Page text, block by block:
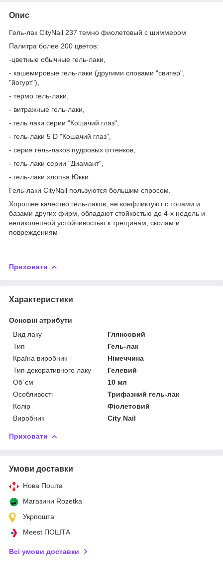
Опис
Гель-лак CityNail 237 темно фиолетовый с шиммером
Палитра более 200 цветов:
-цветные обычные гель-лаки,
- кашемировые гель-лаки (другими словами "свитер",
"йогурт"),
- термо гель-лаки,
- витражные гель-лаки,
- гель лаки серии "Кошачий глаз",
- гель-лаки 5 D "Кошачий глаз",
- серия гель-лаков пудровых оттенков,
- гель-лаки серии "Диамант",
- гель-лаки хлопья Юкки.
Гель-лаки CityNail пользуются большим спросом.
Хорошее качество гель-лаков, не конфликтуют с топами и
базами других фирм, обладают стойкостью до 4-х недель и
великолепной устойчивостью к трещинам, сколам и
повреждениям
Приховати
Характеристики
Основні атрибути
Вид лаку
Глянсовий
Тип
Гель-лак
Країна виробник
Німеччина
Тип декоративного лаку
Гелевий
Об`єм
10 мл
Особливості
Трифазний гель-лак
Колір
Фіолетовий
Виробник
City Nail
Приховати
Умови доставки
Нова Пошта
Магазини Rozetka
Укрпошта
Meest ПОШТА
Всі умови доставки